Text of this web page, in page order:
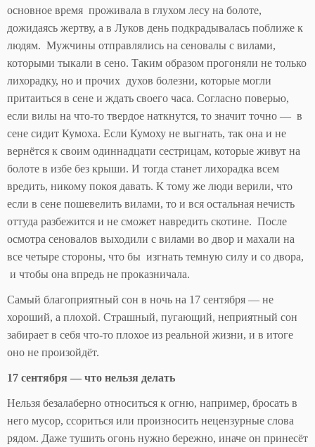
основное время проживала в глухом лесу на болоте,
дожидаясь жертву, а в Луков день подкрадывалась поближе к
людям. Мужчины отправлялись на сеновалы с вилами,
которыми тыкали в сено. Таким образом прогоняли не только
лихорадку, но и прочих духов болезни, которые могли
притаиться в сене и ждать своего часа. Согласно поверью,
если вилы на что-то твердое наткнутся, то значит точно — в
сене сидит Кумоха. Если Кумоху не выгнать, так она и не
вернётся к своим одиннадцати сестрицам, которые живут на
болоте в избе без крыши. И тогда станет лихорадка всем
вредить, никому покоя давать. К тому же люди верили, что
если в сене пошевелить вилами, то и вся остальная нечисть
оттуда разбежится и не сможет навредить скотине. После
осмотра сеновалов выходили с вилами во двор и махали на
все четыре стороны, что бы изгнать темную силу и со двора,
и чтобы она впредь не проказничала.
Самый благоприятный сон в ночь на 17 сентября — не
хороший, а плохой. Страшный, пугающий, неприятный сон
забирает в себя что-то плохое из реальной жизни, и в итоге
оно не произойдёт.
17 сентября — что нельзя делать
Нельзя безалаберно относиться к огню, например, бросать в
него мусор, ссориться или произносить нецензурные слова
рядом. Даже тушить огонь нужно бережно, иначе он принесёт